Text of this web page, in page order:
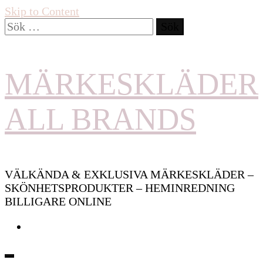
Skip to Content
Sök
efter:
MÄRKESKLÄDER
ALL BRANDS
VÄLKÄNDA & EXKLUSIVA MÄRKESKLÄDER –
SKÖNHETSPRODUKTER – HEMINREDNING
BILLIGARE ONLINE